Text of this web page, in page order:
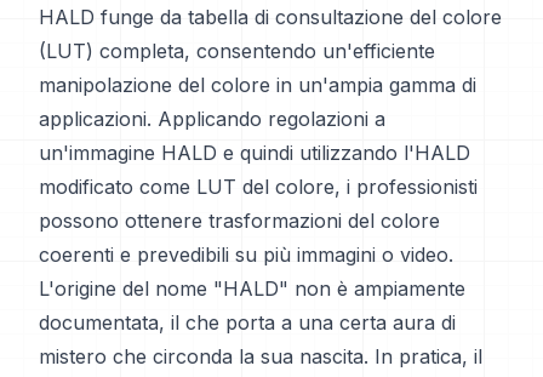
HALD funge da tabella di consultazione del colore
(LUT) completa, consentendo un'efficiente
manipolazione del colore in un'ampia gamma di
applicazioni. Applicando regolazioni a
un'immagine HALD e quindi utilizzando l'HALD
modificato come LUT del colore, i professionisti
possono ottenere trasformazioni del colore
coerenti e prevedibili su più immagini o video.
L'origine del nome "HALD" non è ampiamente
documentata, il che porta a una certa aura di
mistero che circonda la sua nascita. In pratica, il